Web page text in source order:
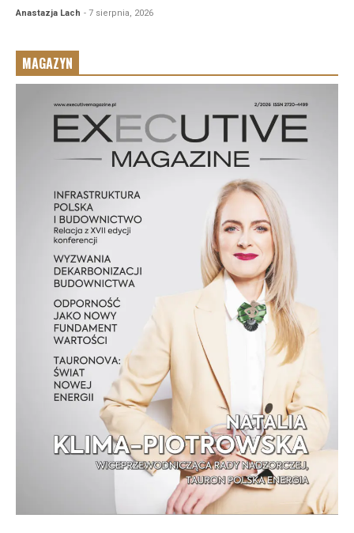
Anastazja Lach - 7 sierpnia, 2026
MAGAZYN